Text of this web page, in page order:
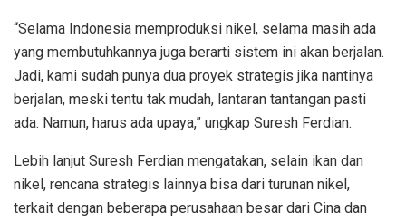
“Selama Indonesia memproduksi nikel, selama masih ada
yang membutuhkannya juga berarti sistem ini akan berjalan.
Jadi, kami sudah punya dua proyek strategis jika nantinya
berjalan, meski tentu tak mudah, lantaran tantangan pasti
ada. Namun, harus ada upaya,” ungkap Suresh Ferdian.
Lebih lanjut Suresh Ferdian mengatakan, selain ikan dan
nikel, rencana strategis lainnya bisa dari turunan nikel,
terkait dengan beberapa perusahaan besar dari Cina dan